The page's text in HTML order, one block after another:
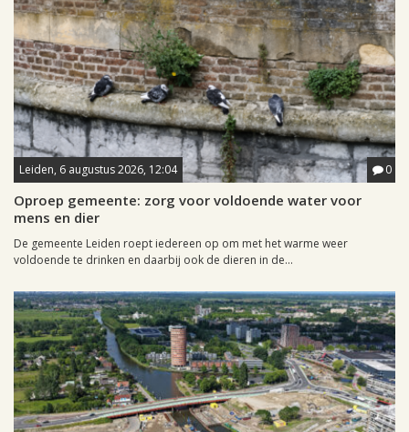
Leiden, 6 augustus 2026, 12:04 0
Oproep gemeente: zorg voor voldoende water voor
mens en dier
De gemeente Leiden roept iedereen op om met het warme weer
voldoende te drinken en daarbij ook de dieren in de...